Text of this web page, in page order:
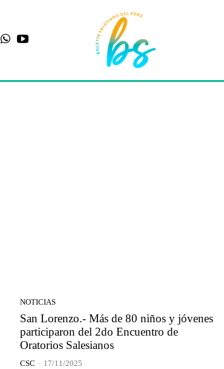
NOTICIAS
San Lorenzo.- Más de 80 niños y jóvenes
participaron del 2do Encuentro de
Oratorios Salesianos
CSC - 17/11/2025